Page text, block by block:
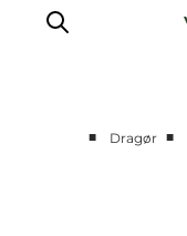
■ Dragør ■